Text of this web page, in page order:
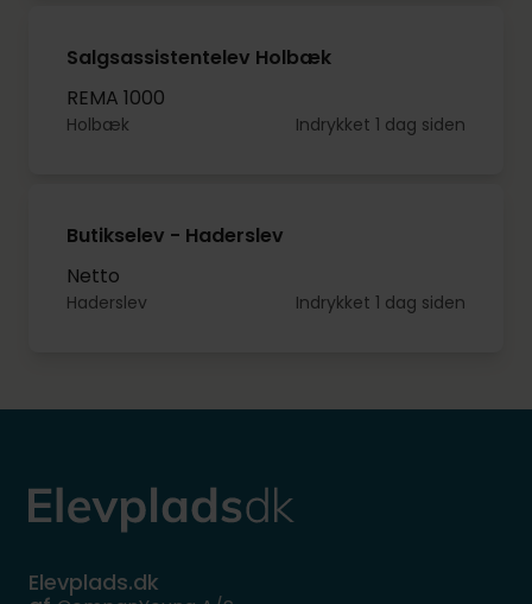
Salgsassistentelev Holbæk
REMA 1000
Holbæk Indrykket 1 dag siden
Butikselev - Haderslev
Netto
Haderslev Indrykket 1 dag siden
Elevplads.dk